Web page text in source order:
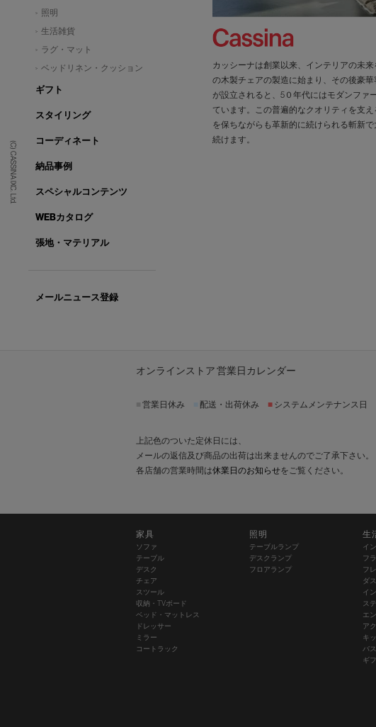
(C) CASSINA IXC. Ltd.
カッシーナは創業以来、インテリアの未
の木製チェアの製造に始まり、その後豪
が設立されると、5０年代にはモダンファ
ています。この普遍的なクオリティを支
を保ちながらも革新的に続けられる斬新
続けます。
照明
生活雑貨
ラグ・マット
ベッドリネン・クッション
ギフト
スタイリング
コーディネート
納品事例
スペシャルコンテンツ
WEBカタログ
張地・マテリアル
メールニュース登録
オンラインストア 営業日カレンダー
営業日休み 配送・出荷休み ■ システムメンテナンス日
上記色のついた定休日には、
メールの返信及び商品の出荷は出来ませんのでご了承下さい。
各店舗の営業時間は休業日のお知らせをご覧ください。
家具
ソファ
テーブル
デスク
チェア
スツール
収納・TVボード
ベッド・マットレス
ドレッサー
ミラー
コートラック
照明
テーブルランプ
デスクランプ
フロアランプ
生
イ
フ
フ
ダ
イ
ス
エ
ア
キ
バ
ギ